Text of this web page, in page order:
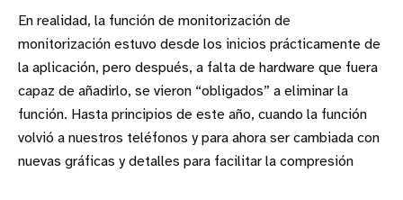
En realidad, la función de monitorización de
monitorización estuvo desde los inicios prácticamente de
la aplicación, pero después, a falta de hardware que fuera
capaz de añadirlo, se vieron “obligados” a eliminar la
función. Hasta principios de este año, cuando la función
volvió a nuestros teléfonos y para ahora ser cambiada con
nuevas gráficas y detalles para facilitar la compresión